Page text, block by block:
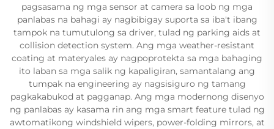
pagsasama ng mga sensor at camera sa loob ng mga
panlabas na bahagi ay nagbibigay suporta sa iba't ibang
tampok na tumutulong sa driver, tulad ng parking aids at
collision detection system. Ang mga weather-resistant
coating at materyales ay nagpoprotekta sa mga bahaging
ito laban sa mga salik ng kapaligiran, samantalang ang
tumpak na engineering ay nagsisiguro ng tamang
pagkakabukod at pagganap. Ang mga modernong disenyo
ng panlabas ay kasama rin ang mga smart feature tulad ng
awtomatikong windshield wipers, power-folding mirrors, at